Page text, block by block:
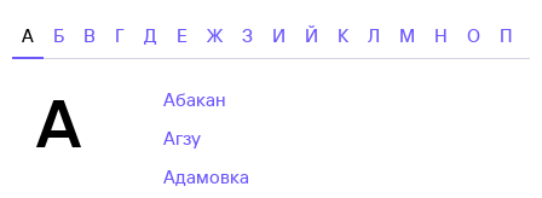
А Б В Г Д Е Ж З И Й К Л М Н О П
А
Абакан
Агзу
Адамовка